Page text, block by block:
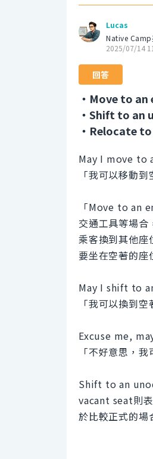
Lucas
Native Camp
2025/07/14
回答
・Move to
・Shift to an
・Relocate
May I move to
「我可以移動到
「Move to an
交通工具等場合
乘客換到其他座
要坐在空著的座
May I shift to
「我可以換到空
Excuse me,
「不好意思，
Shift to an
vacant seat則
於比較正式的場